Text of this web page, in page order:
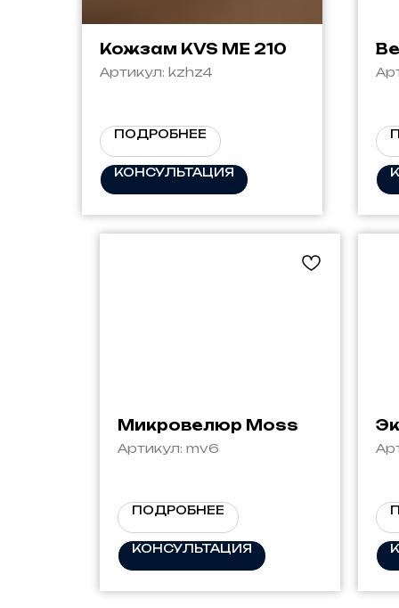
Кожзам KVS ME 210
Артикул: kzhz4
ПОДРОБНЕЕ
КОНСУЛЬТАЦИЯ
Микровелюр Moss
Артикул: mv6
ПОДРОБНЕЕ
КОНСУЛЬТАЦИЯ